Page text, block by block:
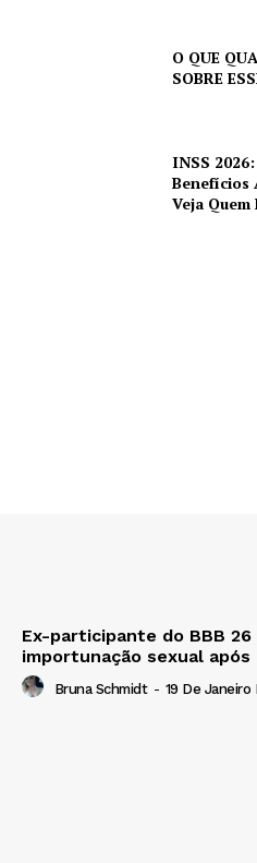
O QUE
SOBRE
INSS
Benefícios
Veja Quem
Ex-participante do BBB
importunação sexual
Bruna Schmidt - 19 De Janeiro